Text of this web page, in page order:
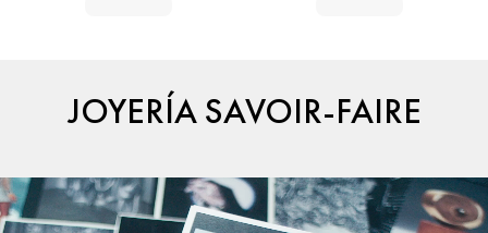
JOYERÍA SAVOIR-FAIRE